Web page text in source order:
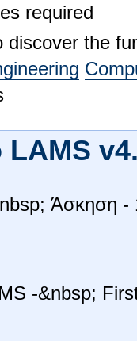
required
discover the
LAMS
Άσκηση -
-&nbsp;